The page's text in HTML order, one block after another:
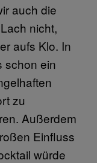
auch die
nicht,
aufs Klo. In
schon ein
zu
Außerdem
Einfluss
würde